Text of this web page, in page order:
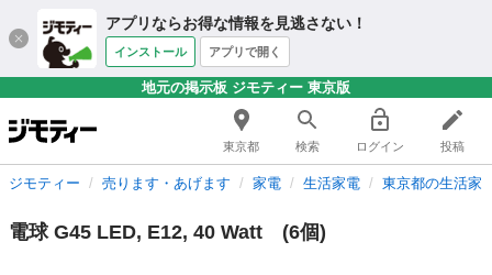
アプリならお得な情報を見逃さない！
インストール アプリで開く
地元の掲示板 ジモティー 東京版
東京都 検索 ログイン 投稿
ジモティー 売ります・あげます 家電 生活家電 東京都の生活家
電球 G45 LED, E12, 40 Watt (6個)